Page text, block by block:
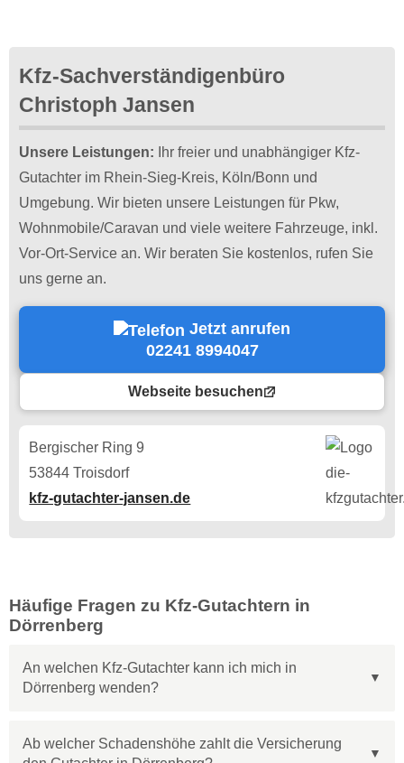
Kfz-Sachverständigenbüro
Christoph Jansen
Unsere Leistungen: Ihr freier und unabhängiger Kfz-
Gutachter im Rhein-Sieg-Kreis, Köln/Bonn und
Umgebung. Wir bieten unsere Leistungen für Pkw,
Wohnmobile/Caravan und viele weitere Fahrzeuge, inkl.
Vor-Ort-Service an. Wir beraten Sie kostenlos, rufen Sie
uns gerne an.
Jetzt anrufen
02241 8994047
Webseite besuchen
Bergischer Ring 9
53844 Troisdorf
kfz-gutachter-jansen.de
Häufige Fragen zu Kfz-Gutachtern in
Dörrenberg
An welchen Kfz-Gutachter kann ich mich in
Dörrenberg wenden?
Ab welcher Schadenshöhe zahlt die Versicherung